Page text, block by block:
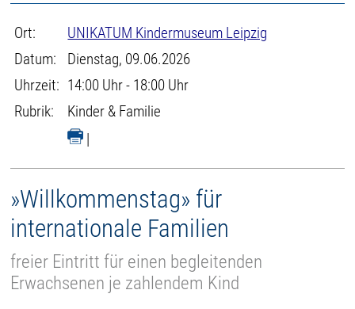
Ort:
UNIKATUM Kindermuseum Leipzig
Datum:
Dienstag, 09.06.2026
Uhrzeit: 14:00 Uhr - 18:00 Uhr
Rubrik:
Kinder & Familie
|
»Willkommenstag» für
internationale Familien
freier Eintritt für einen begleitenden
Erwachsenen je zahlendem Kind